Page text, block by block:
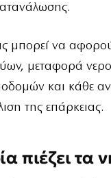
μπορεί να
μεταφορά
και κάθε
της επάρκειας.
πιέζει τα